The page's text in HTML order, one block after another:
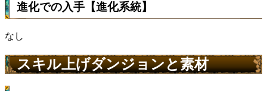
進化での入手【進化系統】
なし
スキル上げダンジョンと素材